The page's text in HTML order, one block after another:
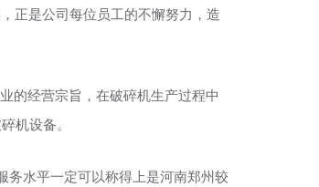
正是公司每位员工的不懈努力，造
的经营宗旨，在破碎机生产过程中
机设备。
务水平一定可以称得上是河南郑州较